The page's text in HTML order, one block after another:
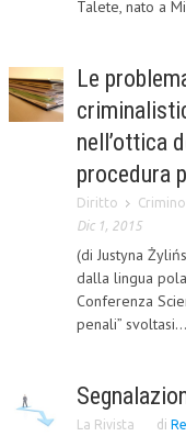
HUMAN
MARKETING
TREASURY IN
RISK
SVILUPPO
PERSONA E CITTÀ
L’UMANISTA
DIRITTO DEL
Talete, nato a
Le
nell’ottica
procedura
Diritto
Dic 1, 2015
(di Justyna
dalla lingua
Conferenza
penali” svoltasi...
La Rivista di